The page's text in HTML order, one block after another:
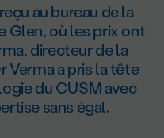
au bureau de la
Glen, où les prix ont
directeur de la
Verma a pris la tête
du CUSM avec
sans égal.